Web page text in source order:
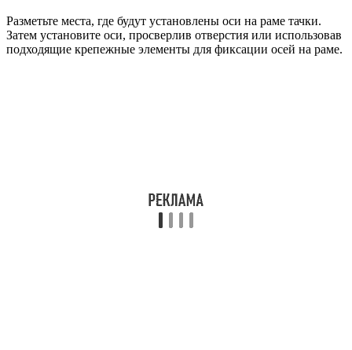
Разметьте места, где будут установлены оси на раме тачки.
Затем установите оси, просверлив отверстия или использовав
подходящие крепежные элементы для фиксации осей на раме.